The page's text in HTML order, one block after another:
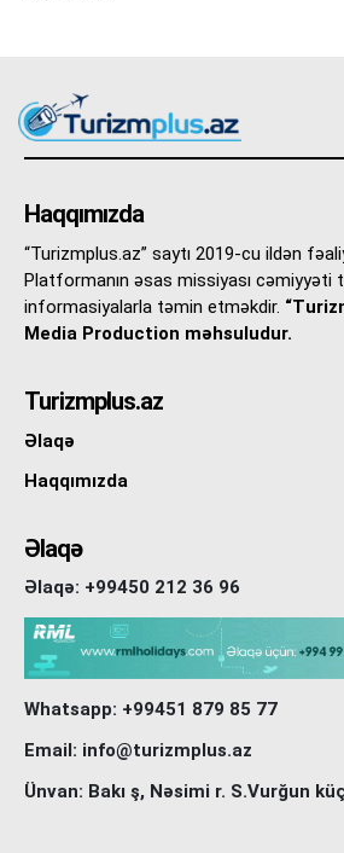
Haqqımızda
“Turizmplus.az” saytı 2019-cu ildən
Platformanın əsas missiyası cəmiyyəti
informasiyalarla təmin etməkdir.
Media Production məhsuludur.
Turizmplus.az
Əlaqə
Haqqımızda
Əlaqə
Əlaqə: +99450 212 36 96
Whatsapp: +99451 879 85 77
Email: info@turizmplus.az
Ünvan: Bakı ş, Nəsimi r. S.Vurğun